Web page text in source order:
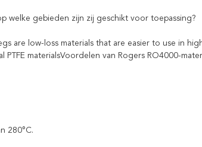
welke gebieden zijn zij geschikt voor toepassing?
are low-loss materials that are easier to use in
materialsVoordelen van Rogers RO4000-
280°C.